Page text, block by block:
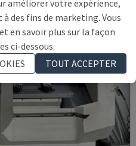
améliorer votre expérience,
des fins de marketing. Vous
en savoir plus sur la façon
ci-dessous.
TOUT ACCEPTER